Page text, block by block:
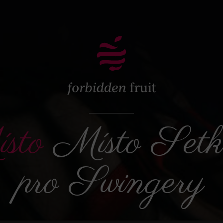
Místo
pro Swingery